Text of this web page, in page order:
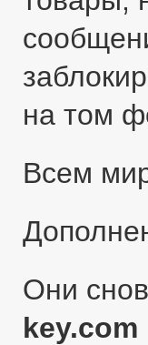
на том
Всем
Они
key.com